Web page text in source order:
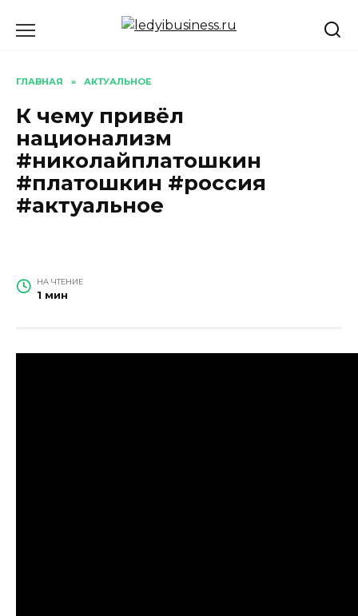
ГЛАВНАЯ » АКТУАЛЬНОЕ
К чему привёл
национализм
#николайплатошкин
#платошкин #россия
#актуальное
НА ЧТЕНИЕ
1 мин